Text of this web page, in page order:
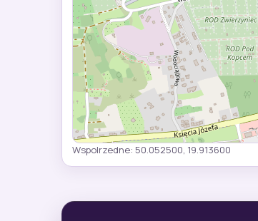
Wspolrzedne: 50.052500, 19.913600